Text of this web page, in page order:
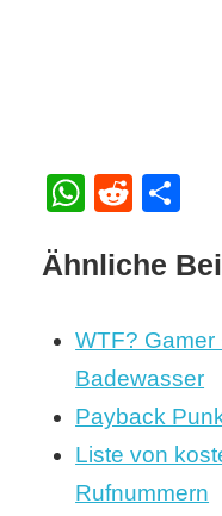
Reddit
Ähnliche
WTF? Gamer
Badewasser
Payback
Liste von
Rufnummern